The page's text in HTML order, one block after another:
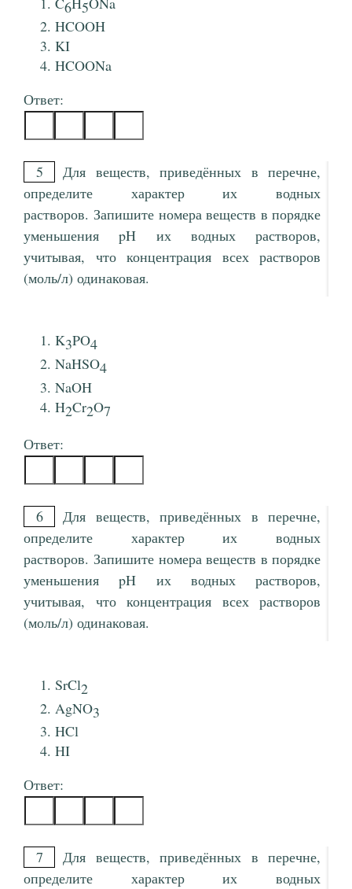
6 5
HCOOH
KI
HCOONa
Ответ:
5
Для веществ, приведённых в перечне,
определите характер их водных
растворов. Запишите номера веществ в порядке
уменьшения pH их водных растворов,
учитывая, что концентрация всех растворов
(моль/л) одинаковая.
K3PO4
NaHSO4
NaOH
H2Cr2O7
Ответ:
6
Для веществ, приведённых в перечне,
определите характер их водных
растворов. Запишите номера веществ в порядке
уменьшения pH их водных растворов,
учитывая, что концентрация всех растворов
(моль/л) одинаковая.
SrCl2
AgNO3
HCl
HI
Ответ:
7
Для веществ, приведённых в перечне,
определите характер их водных